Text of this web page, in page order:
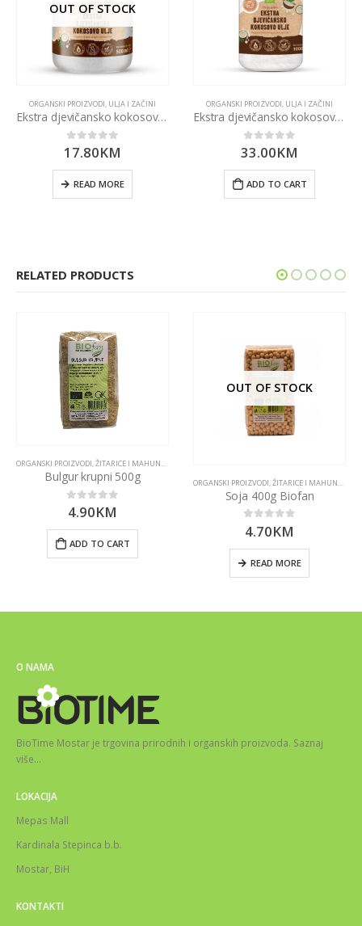
OUT OF STOCK
ORGANSKI PROIZVODI, ULJA I ZAČINI
Ekstra djevičansko kokosovo ulje 500ml
0 out of 5
17.80KM
READ MORE
ORGANSKI PROIZVODI, ULJA I ZAČINI
Ekstra djevičansko kokosovo ulje 1000ml
0out of 5
33.00KM
ADD TO CART
RELATED PRODUCTS
ORGANSKI PROIZVODI,ŽITARICE I MAHUNARKE
Bulgur krupni 500g
0out of 5
4.90KM
ADD TO CART
OUT OF STOCK
ORGANSKI PROIZVODI,ŽITARICE I MAHUNARKE
Soja 400g Biofan
out of 5
4.70KM
READ MORE
O NAMA
BioTime Mostar je trgovina prirodnih i organskih proizvoda. Saznaj
više…
LOKACIJA
Mepas Mall
Kardinala Stepinca b.b.
Mostar, BiH
KONTAKTI